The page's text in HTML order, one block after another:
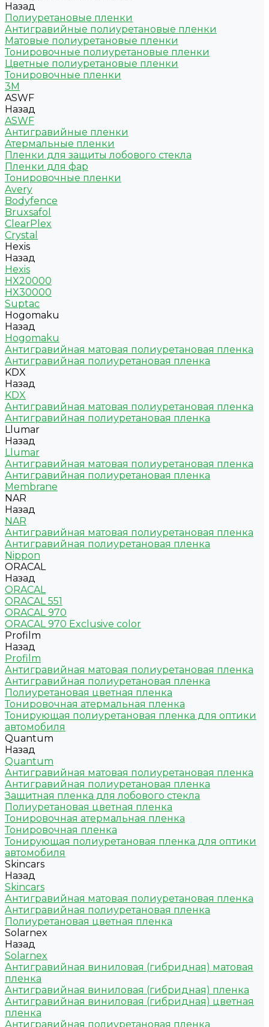
Назад
Полиуретановые пленки
Антигравийные полиуретановые пленки
Матовые полиуретановые пленки
Тонировочные полиуретановые пленки
Цветные полиуретановые пленки
Тонировочные пленки
3M
ASWF
Назад
ASWF
Антигравийные пленки
Атермальные пленки
Пленки для защиты лобового стекла
Пленки для фар
Тонировочные пленки
Avery
Bodyfence
Bruxsafol
ClearPlex
Crystal
Hexis
Назад
Hexis
HX20000
HX30000
Suptac
Hogomaku
Назад
Hogomaku
Антигравийная матовая полиуретановая пленка
Антигравийная полиуретановая пленка
KDX
Назад
KDX
Антигравийная матовая полиуретановая пленка
Антигравийная полиуретановая пленка
Llumar
Назад
Llumar
Антигравийная матовая полиуретановая пленка
Антигравийная полиуретановая пленка
Membrane
NAR
Назад
NAR
Антигравийная матовая полиуретановая пленка
Антигравийная полиуретановая пленка
Nippon
ORACAL
Назад
ORACAL
ORACAL 551
ORACAL 970
ORACAL 970 Exclusive color
Profilm
Назад
Profilm
Антигравийная матовая полиуретановая пленка
Антигравийная полиуретановая пленка
Полиуретановая цветная пленка
Тонировочная атермальная пленка
Тонирующая полиуретановая пленка для оптики
автомобиля
Quantum
Назад
Quantum
Антигравийная матовая полиуретановая пленка
Антигравийная полиуретановая пленка
Защитная пленка для лобового стекла
Полиуретановая цветная пленка
Тонировочная атермальная пленка
Тонировочная пленка
Тонирующая полиуретановая пленка для оптики
автомобиля
Skincars
Назад
Skincars
Антигравийная матовая полиуретановая пленка
Антигравийная полиуретановая пленка
Полиуретановая цветная пленка
Solarnex
Назад
Solarnex
Антигравийная виниловая (гибридная) матовая
пленка
Антигравийная виниловая (гибридная) пленка
Антигравийная виниловая (гибридная) цветная
пленка
Антигравийная полиуретановая пленка